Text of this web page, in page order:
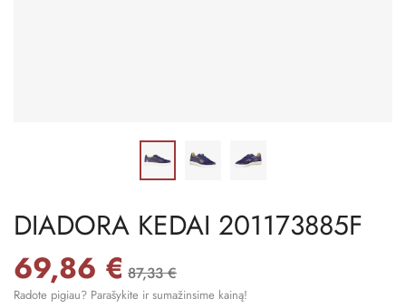
DIADORA KEDAI 201173885F
69,86 € 87,33 €
Radote pigiau? Parašykite ir sumažinsime kainą!